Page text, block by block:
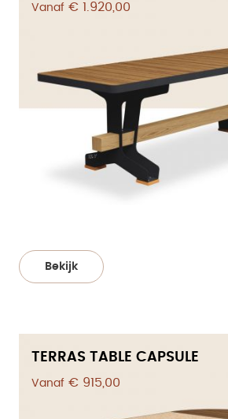
Vanaf € 1.920,00
Bekijk
TERRAS TABLE CAPSULE
Vanaf € 915,00